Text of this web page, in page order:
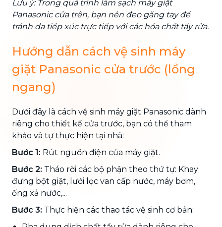
Lưu ý: Trong quá trình làm sạch máy giặt
Panasonic cửa trên, bạn nên đeo găng tay để
tránh da tiếp xúc trực tiếp với các hóa chất tẩy rửa.
Hướng dẫn cách vệ sinh máy
giặt Panasonic cửa trước (lồng
ngang)
Dưới đây là cách vệ sinh máy giặt Panasonic dành
riêng cho thiết kế cửa trước, bạn có thể tham
khảo và tự thực hiện tại nhà:
Bước 1: Rút nguồn điện của máy giặt.
Bước 2: Tháo rời các bộ phận theo thứ tự: Khay
đựng bột giặt, lưới lọc van cấp nước, máy bơm,
ống xả nước,...
Bước 3: Thực hiện các thao tác vệ sinh cơ bản: